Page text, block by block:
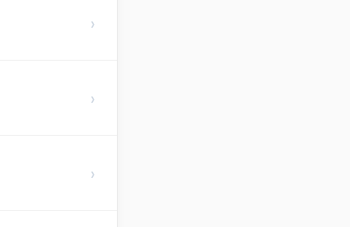
›
›
›